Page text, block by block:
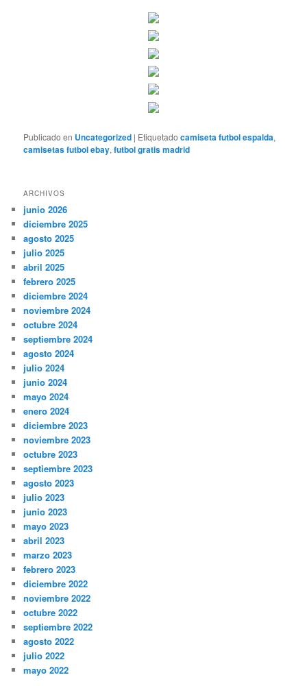
Publicado en Uncategorized | Etiquetado camiseta futbol espalda,
camisetas futbol ebay,futbol gratis madrid
ARCHIVOS
junio 2026
diciembre 2025
agosto 2025
julio 2025
abril 2025
febrero 2025
diciembre 2024
noviembre 2024
octubre 2024
septiembre 2024
agosto 2024
julio 2024
junio 2024
mayo 2024
enero 2024
diciembre 2023
noviembre 2023
octubre 2023
septiembre 2023
agosto 2023
julio 2023
junio 2023
mayo 2023
abril 2023
marzo 2023
febrero 2023
diciembre 2022
noviembre 2022
octubre 2022
septiembre 2022
agosto 2022
julio 2022
mayo 2022